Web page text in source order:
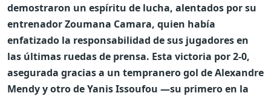
demostraron un espíritu de lucha, alentados por su
entrenador Zoumana Camara, quien había
enfatizado la responsabilidad de sus jugadores en
las últimas ruedas de prensa. Esta victoria por 2-0,
asegurada gracias a un tempranero gol de Alexandre
Mendy y otro de Yanis Issoufou —su primero en la